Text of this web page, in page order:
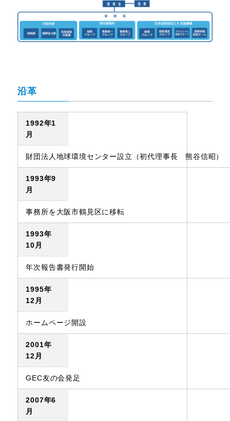
沿革
1992年1
月
財団法人地球環境センター設立（初代理事長 熊谷信昭）
1993年9
月
事務所を大阪市鶴見区に移転
1993年
10月
年次報告書発行開始
1995年
12月
ホームページ開設
2001年
12月
GEC友の会発足
2007年6
月